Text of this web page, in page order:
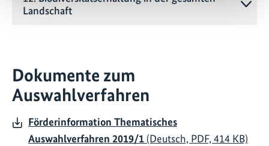
Landschaft
Dokumente zum
Auswahlverfahren
Förderinformation Thematisches
Auswahlverfahren 2019/1(Deutsch, PDF, 414 KB)